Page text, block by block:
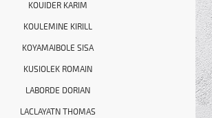
KOUIDER KARIM
KOULEMINE KIRILL
KOYAMAIBOLE SISA
KUSIOLEK ROMAIN
LABORDE DORIAN
LACLAYATN THOMAS